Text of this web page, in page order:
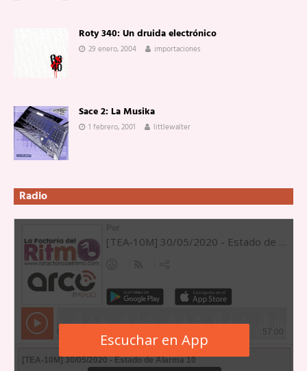
Roty 340: Un druida electrónico
29 enero, 2004 importaciones
Sace 2: La Musika
1 febrero, 2001 littlewalter
Radio